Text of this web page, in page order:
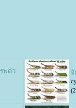
พตัว